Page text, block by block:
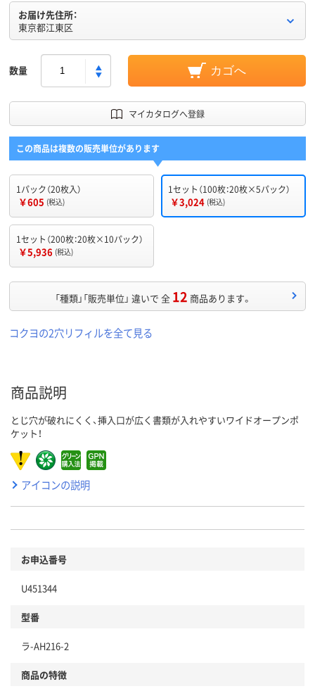
お届け先住所：
東京都江東区
数量 カゴへ
マイカタログへ登録
この商品は複数の販売単位があります
1パック（20枚入）
￥605 (税込)
1セット（100枚：20枚×5パック）
￥3,024 (税込)
1セット（200枚：20枚×10パック）
￥5,936 (税込)
「種類」「販売単位」 違いで 全 12 商品あります。
コクヨの2穴リフィルを全て見る
商品説明
とじ穴が破れにくく、挿入口が広く書類が入れやすいワイドオープンポ
ケット！
アイコンの説明
お申込番号
U451344
型番
ラ-AH216-2
商品の特徴